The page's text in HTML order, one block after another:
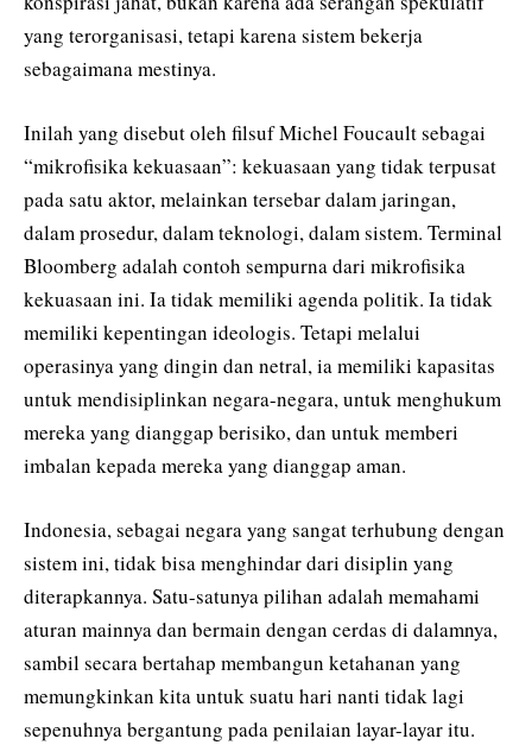
yang terorganisasi, tetapi karena sistem bekerja
sebagaimana mestinya.
Inilah yang disebut oleh filsuf Michel Foucault sebagai
“mikrofisika kekuasaan”: kekuasaan yang tidak terpusat
pada satu aktor, melainkan tersebar dalam jaringan,
dalam prosedur, dalam teknologi, dalam sistem. Terminal
Bloomberg adalah contoh sempurna dari mikrofisika
kekuasaan ini. Ia tidak memiliki agenda politik. Ia tidak
memiliki kepentingan ideologis. Tetapi melalui
operasinya yang dingin dan netral, ia memiliki kapasitas
untuk mendisiplinkan negara-negara, untuk menghukum
mereka yang dianggap berisiko, dan untuk memberi
imbalan kepada mereka yang dianggap aman.
Indonesia, sebagai negara yang sangat terhubung dengan
sistem ini, tidak bisa menghindar dari disiplin yang
diterapkannya. Satu-satunya pilihan adalah memahami
aturan mainnya dan bermain dengan cerdas di dalamnya,
sambil secara bertahap membangun ketahanan yang
memungkinkan kita untuk suatu hari nanti tidak lagi
sepenuhnya bergantung pada penilaian layar-layar itu.